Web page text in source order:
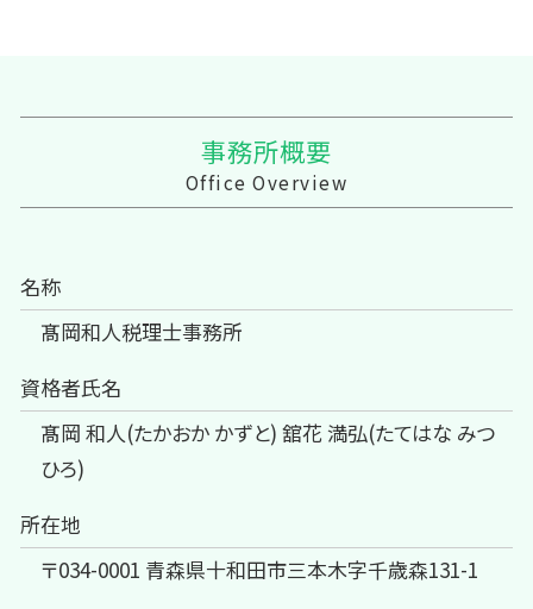
事務所概要
Office Overview
名称
髙岡和人税理士事務所
資格者氏名
髙岡 和人(たかおか かずと) 舘花 満弘(たてはな みつ
ひろ)
所在地
〒034-0001 青森県十和田市三本木字千歳森131-1